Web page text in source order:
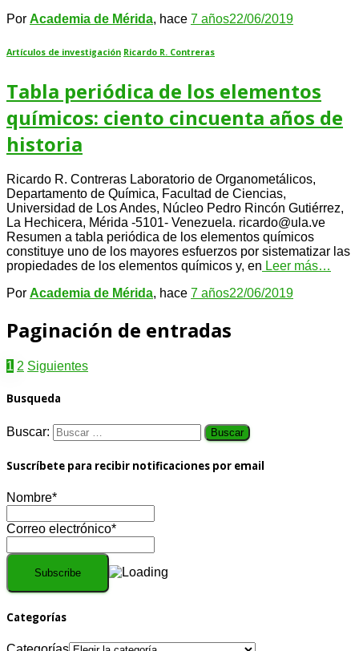
Por Academia de Mérida, hace 7 años22/06/2019
Artículos de investigación Ricardo R. Contreras
Tabla periódica de los elementos
químicos: ciento cincuenta años de
historia
Ricardo R. Contreras Laboratorio de Organometálicos,
Departamento de Química, Facultad de Ciencias,
Universidad de Los Andes, Núcleo Pedro Rincón Gutiérrez,
La Hechicera, Mérida -5101- Venezuela. ricardo@ula.ve
Resumen a tabla periódica de los elementos químicos
constituye uno de los mayores esfuerzos por sistematizar las
propiedades de los elementos químicos y, en Leer más…
Por Academia de Mérida, hace 7 años22/06/2019
Paginación de entradas
1 2 Siguientes
Busqueda
Buscar:
Suscríbete para recibir notificaciones por email
Nombre*
Correo electrónico*
Categorías